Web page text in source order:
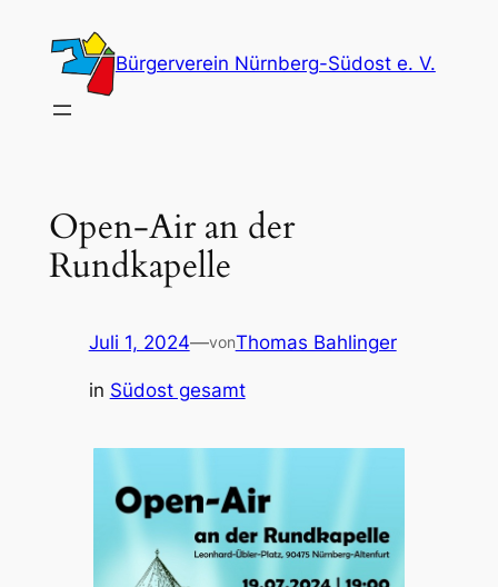
Inhalt
springen
Bürgerverein Nürnberg-Südost e. V.
Open-Air an der
Rundkapelle
Juli 1, 2024—vonThomas Bahlinger
in Südost gesamt